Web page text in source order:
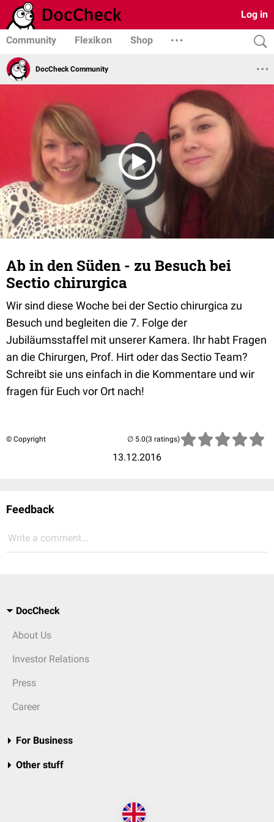
Log in
Community Flexikon Shop
DocCheck Community
Ab in den Süden - zu Besuch bei
Sectio chirurgica
Wir sind diese Woche bei der Sectio chirurgica zu
Besuch und begleiten die 7. Folge der
Jubiläumsstaffel mit unserer Kamera. Ihr habt Fragen
an die Chirurgen, Prof. Hirt oder das Sectio Team?
Schreibt sie uns einfach in die Kommentare und wir
fragen für Euch vor Ort nach!
© Copyright
13.12.2016
(3 ratings)
Feedback
Write a comment...
DocCheck
About Us
Investor Relations
Press
Career
For Business
Other stuff